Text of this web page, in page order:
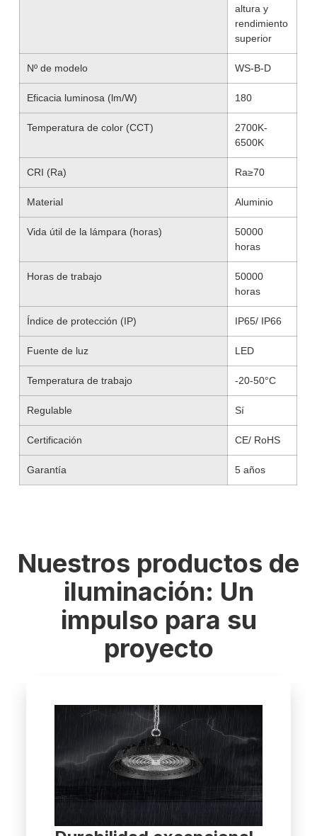
altura y
rendimiento
superior
Nº de modelo WS-B-D
Eficacia luminosa (lm/W) 180
Temperatura de color (CCT)
2700K-
6500K
CRI (Ra) Ra≥70
Material Aluminio
Vida útil de la lámpara (horas)
50000
horas
Horas de trabajo
50000
horas
Índice de protección (IP) IP65/ IP66
Fuente de luz LED
Temperatura de trabajo -20-50°C
Regulable Sí
Certificación CE/ RoHS
Garantía 5 años
Nuestros productos de
iluminación: Un
impulso para su
proyecto